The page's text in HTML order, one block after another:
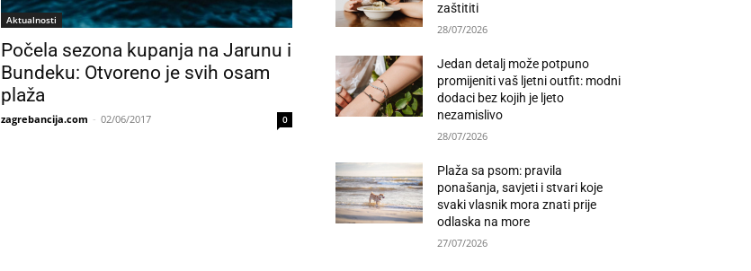
Aktualnosti
Počela sezona kupanja na Jarunu i
Bundeku: Otvoreno je svih osam
plaža
zagrebancija.com - 02/06/2017 0
zaštititi
28/07/2026
Jedan detalj može potpuno
promijeniti vaš ljetni outfit: modni
dodaci bez kojih je ljeto
nezamislivo
28/07/2026
Plaža sa psom: pravila
ponašanja, savjeti i stvari koje
svaki vlasnik mora znati prije
odlaska na more
27/07/2026